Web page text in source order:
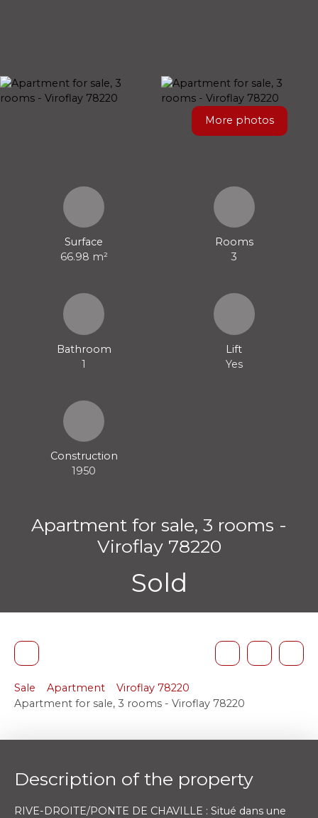
More photos
Surface
66.98 m²
Rooms
3
Bathroom
1
Lift
Yes
Construction
1950
Apartment for sale, 3 rooms -
Viroflay 78220
Sold
Sale Apartment
Viroflay 78220
Apartment for sale, 3 rooms - Viroflay 78220
Description of the property
RIVE-DROITE/PONTE DE CHAVILLE : Situé dans une